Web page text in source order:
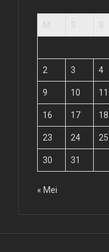
2 3 4
9 10 11
16 17 18
23 24 25
30 31
« Mei